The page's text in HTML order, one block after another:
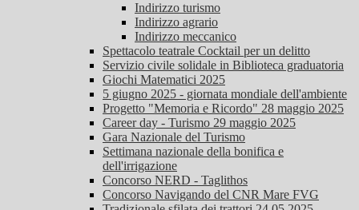
Indirizzo turismo
Indirizzo agrario
Indirizzo meccanico
Spettacolo teatrale Cocktail per un delitto
Servizio civile solidale in Biblioteca graduatoria
Giochi Matematici 2025
5 giugno 2025 - giornata mondiale dell'ambiente
Progetto "Memoria e Ricordo" 28 maggio 2025
Career day - Turismo 29 maggio 2025
Gara Nazionale del Turismo
Settimana nazionale della bonifica e
dell'irrigazione
Concorso NERD - Taglithos
Concorso Navigando del CNR Mare FVG